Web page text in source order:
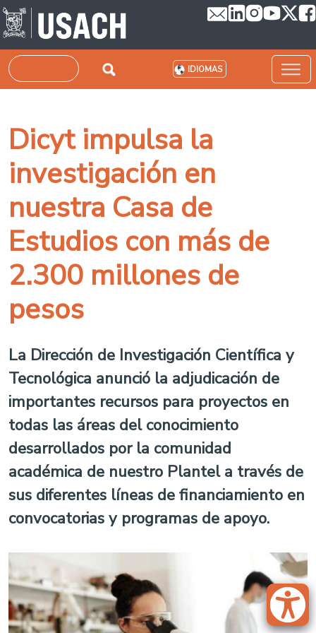
Pasar al contenido principal
Buscar IDIOMAS
Dicyt impulsa la
investigación en
nuestra Casa de
Estudios con más de
2.300 millones de
pesos
La Dirección de Investigación Científica y
Tecnológica anunció la adjudicación de
importantes recursos para proyectos en
todas las áreas del conocimiento
desarrollados por la comunidad
académica de nuestro Plantel a través de
sus diferentes líneas de financiamiento en
convocatorias y programas de apoyo.